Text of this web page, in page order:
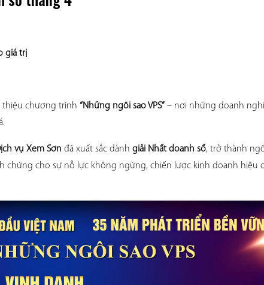
giá trị
thiệu chương trình “Những ngôi sao VPS” – nơi những doanh
vụ Xem Sơn đã xuất sắc dành giải Nhất doanh số, trở thành
chứng cho sự nỗ lực không ngừng, chiến lược kinh doanh hiệu